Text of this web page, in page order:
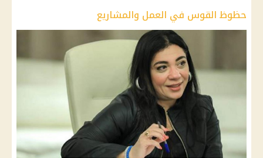
حظوظ القوس في العمل والمشاريع